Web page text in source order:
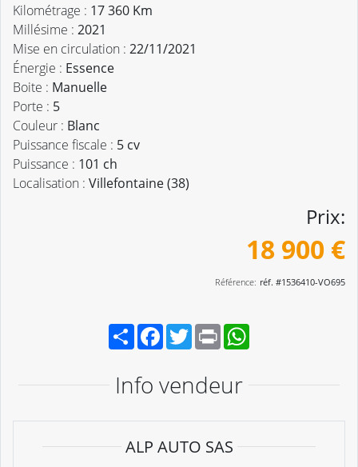
Kilométrage : 17 360 Km
Millésime : 2021
Mise en circulation : 22/11/2021
Énergie : Essence
Boite : Manuelle
Porte : 5
Couleur : Blanc
Puissance fiscale : 5 cv
Puissance : 101 ch
Localisation : Villefontaine (38)
Prix:
18 900 €
Référence: réf. #1536410-VO695
PartagerFacebook
TwitterPrint
Info vendeur
ALP AUTO SAS